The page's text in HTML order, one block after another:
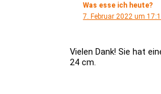
Was esse ich heute?
7. Februar 2022 um
Vielen Dank! Sie hat
24 cm.